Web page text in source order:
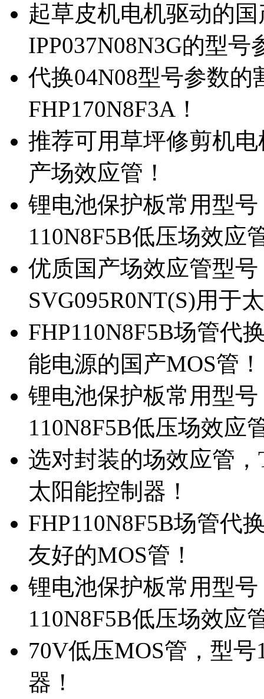
起草皮机电机驱动的
IPP037N08N3G的型号
代换04N08型号参数
FHP170N8F3A！
推荐可用草坪修剪机电
产场效应管！
锂电池保护板常用型号
110N8F5B低压场效应
优质国产场效应管型
SVG095R0NT(S)用于
FHP110N8F5B场管代
能电源的国产MOS管！
锂电池保护板常用型
110N8F5B低压场效应
选对封装的场效应管
太阳能控制器！
FHP110N8F5B场管代
友好的MOS管！
锂电池保护板常用型
110N8F5B低压场效应
70V低压MOS管，型
器！